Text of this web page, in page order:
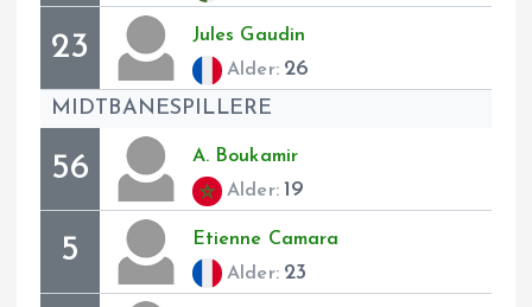
23 Jules Gaudin
Alder: 26
MIDTBANESPILLERE
56 A. Boukamir
Alder: 19
5 Etienne Camara
Alder: 23